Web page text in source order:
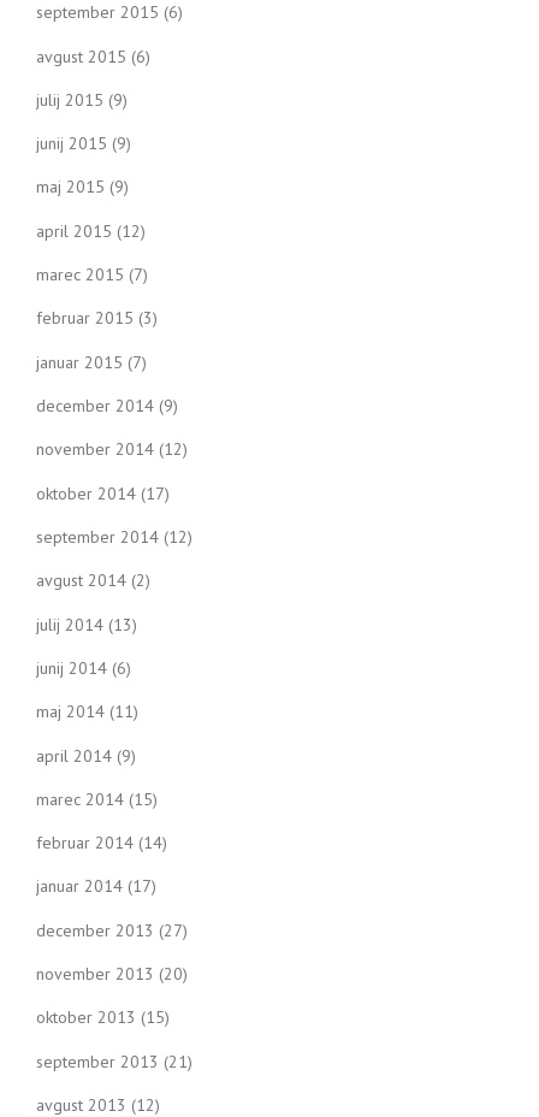
september 2015 (6)
avgust 2015 (6)
julij 2015 (9)
junij 2015 (9)
maj 2015 (9)
april 2015 (12)
marec 2015 (7)
februar 2015 (3)
januar 2015 (7)
december 2014 (9)
november 2014 (12)
oktober 2014 (17)
september 2014 (12)
avgust 2014 (2)
julij 2014 (13)
junij 2014 (6)
maj 2014 (11)
april 2014 (9)
marec 2014 (15)
februar 2014 (14)
januar 2014 (17)
december 2013 (27)
november 2013 (20)
oktober 2013 (15)
september 2013 (21)
avgust 2013 (12)